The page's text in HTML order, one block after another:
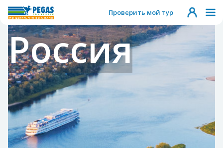
Проверить мой тур
Россия